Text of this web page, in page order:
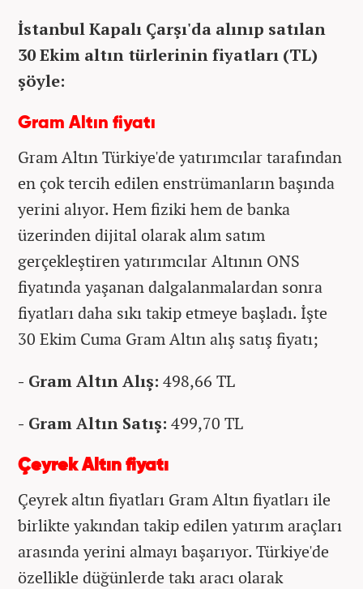
İstanbul Kapalı Çarşı'da alınıp satılan
30 Ekim altın türlerinin fiyatları (TL)
şöyle:
Gram Altın fiyatı
Gram Altın Türkiye'de yatırımcılar tarafından
en çok tercih edilen enstrümanların başında
yerini alıyor. Hem fiziki hem de banka
üzerinden dijital olarak alım satım
gerçekleştiren yatırımcılar Altının ONS
fiyatında yaşanan dalgalanmalardan sonra
fiyatları daha sıkı takip etmeye başladı. İşte
30 Ekim Cuma Gram Altın alış satış fiyatı;
- Gram Altın Alış: 498,66 TL
- Gram Altın Satış: 499,70 TL
Çeyrek Altın fiyatı
Çeyrek altın fiyatları Gram Altın fiyatları ile
birlikte yakından takip edilen yatırım araçları
arasında yerini almayı başarıyor. Türkiye'de
özellikle düğünlerde takı aracı olarak